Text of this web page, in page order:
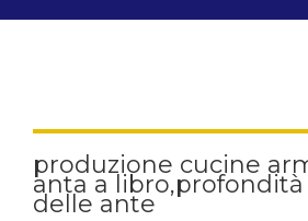
produzione cucine
anta a
delle ante